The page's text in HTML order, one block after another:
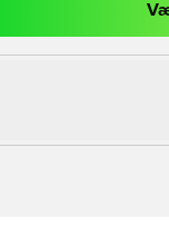
Modal til at logge